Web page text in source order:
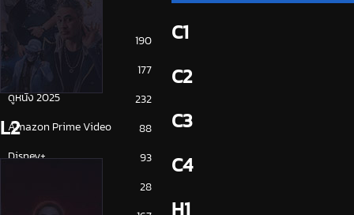
การ์ตูน
190
ดูซีรี่ย์ 2025
177
ดูหนัง 2025
232
Amazon Prime Video
88
Disney+
93
28
C1
C2
C3
C4
H1
L2